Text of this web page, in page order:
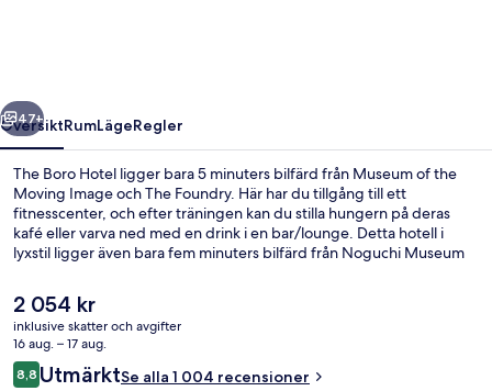
Nästa
47+
ÖversiktRumLägeRegler
The Boro Hotel ligger bara 5 minuters bilfärd från Museum of the
Moving Image och The Foundry. Här har du tillgång till ett
fitnesscenter, och efter träningen kan du stilla hungern på deras
kafé eller varva ned med en drink i en bar/lounge. Detta hotell i
lyxstil ligger även bara fem minuters bilfärd från Noguchi Museum
kollektivtrafik. 39 Av. Station ligger 5 minuter bort och till
Queensboro Plaza Station tar det inte mer än 7 minuter att gå.
Det
nuvarande
priset
är
2 054 kr
2 054 kr
inklusive skatter och avgifter
16 aug. – 17 aug.
Recensioner
8,88,8 av 10,
UtmärktSe alla 1 004 recensioner